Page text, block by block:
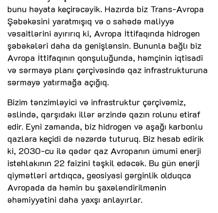
bunu həyata keçirəcəyik. Hazırda biz Trans-Avropa
Şəbəkəsini yaratmışıq və o sahədə maliyyə
vəsaitlərini ayırırıq ki, Avropa İttifaqında hidrogen
şəbəkələri daha da genişlənsin. Bununla bağlı biz
Avropa İttifaqının qonşuluğunda, həmçinin iqtisadi
və sərmayə planı çərçivəsində qaz infrastrukturuna
sərmayə yatırmağa açığıq.
Bizim tənzimləyici və infrastruktur çərçivəmiz,
əslində, qarşıdakı illər ərzində qazın rolunu etiraf
edir. Eyni zamanda, biz hidrogen və aşağı karbonlu
qazlara keçidi də nəzərdə tuturuq. Biz hesab edirik
ki, 2030-cu ilə qədər qaz Avropanın ümumi enerji
istehlakının 22 faizini təşkil edəcək. Bu gün enerji
qiymətləri artdıqca, geosiyasi gərginlik olduqca
Avropada da həmin bu şaxələndirilmənin
əhəmiyyətini daha yaxşı anlayırlar.